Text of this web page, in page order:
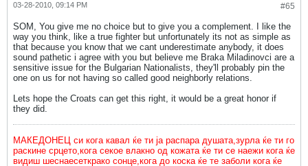
#65
03-28-2010, 09:14 PM
SOM, You give me no choice but to give you a complement. I like the
way you think, like a true fighter but unfortunately its not as simple as
that because you know that we cant underestimate anybody, it does
sound pathetic i agree with you but believe me Braka Miladinovci are a
sensitive issue for the Bulgarian Nationalists, they'll probably pin the
one on us for not having so called good neighborly relations.
Lets hope the Croats can get this right, it would be a great honor if
they did.
МАКЕДОНЕЦ си кога кавал ќе ти ја распара душата,зурла ќе ти го
раскине срцето,кога секое влакно од кожата ќе ти се наежи кога ќе
видиш шеснаесеткрако сонце,кога до коска ќе те заболи кога ќе